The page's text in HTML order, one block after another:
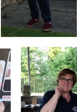
Branding
ARMCHAIR